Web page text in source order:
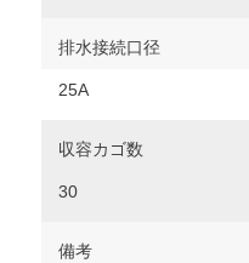
排水接続口径
25A
収容カゴ数
30
備考